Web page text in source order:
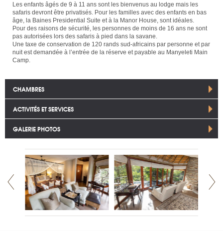
Les enfants âgés de 9 à 11 ans sont les bienvenus au lodge mais les
safaris devront être privatisés. Pour les familles avec des enfants en bas
âge, la Baines Presidential Suite et à la Manor House, sont idéales.
Pour des raisons de sécurité, les personnes de moins de 16 ans ne sont
pas autorisées lors des safaris à pied dans la savane.
Une taxe de conservation de 120 rands sud-africains par personne et par
nuit est demandée à l’entrée de la réserve et payable au Manyeleti Main
Camp.
CHAMBRES
ACTIVITÉS ET SERVICES
GALERIE PHOTOS